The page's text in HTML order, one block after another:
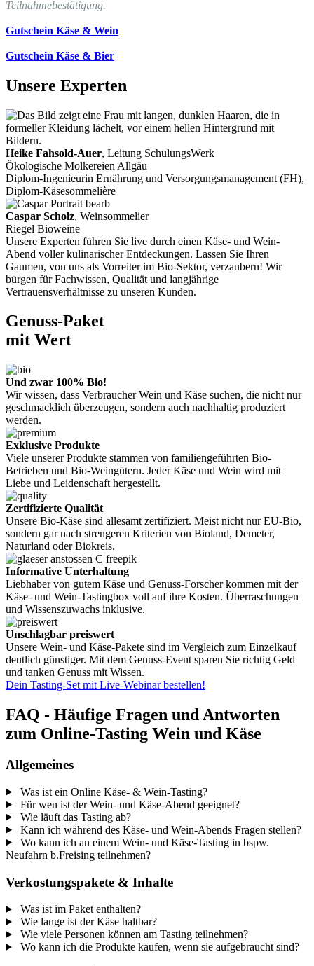
Teilnahmebestätigung.
Gutschein Käse & Wein
Gutschein Käse & Bier
Unsere Experten
Heike Fahsold-Auer, Leitung SchulungsWerk
Ökologische Molkereien Allgäu
Diplom-Ingenieurin Ernährung und Versorgungsmanagement (FH),
Diplom-Käsesommelière
Caspar Scholz, Weinsommelier
Riegel Bioweine
Unsere Experten führen Sie live durch einen Käse- und Wein-
Abend voller kulinarischer Entdeckungen. Lassen Sie Ihren
Gaumen, von uns als Vorreiter im Bio-Sektor, verzaubern! Wir
bürgen für Fachwissen, Qualität und langjährige
Vertrauensverhältnisse zu unseren Kunden.
Genuss-Paket
mit Wert
Und zwar 100% Bio!
Wir wissen, dass Verbraucher Wein und Käse suchen, die nicht nur
geschmacklich überzeugen, sondern auch nachhaltig produziert
werden.
Exklusive Produkte
Viele unserer Produkte stammen von familiengeführten Bio-
Betrieben und Bio-Weingütern. Jeder Käse und Wein wird mit
Liebe und Leidenschaft hergestellt.
Zertifizierte Qualität
Unsere Bio-Käse sind allesamt zertifiziert. Meist nicht nur EU-Bio,
sondern gar nach strengeren Kriterien von Bioland, Demeter,
Naturland oder Biokreis.
Informative Unterhaltung
Liebhaber von gutem Käse und Genuss-Forscher kommen mit der
Käse- und Wein-Tastingbox voll auf ihre Kosten. Überraschungen
und Wissenszuwachs inklusive.
Unschlagbar preiswert
Unsere Wein- und Käse-Pakete sind im Vergleich zum Einzelkauf
deutlich günstiger. Mit dem Genuss-Event sparen Sie richtig Geld
und tanken Genuss mit Wissen.
Dein Tasting-Set mit Live-Webinar bestellen!
FAQ - Häufige Fragen und Antworten
zum Online-Tasting Wein und Käse
Allgemeines
Was ist ein Online Käse- & Wein-Tasting?
Für wen ist der Wein- und Käse-Abend geeignet?
Wie läuft das Tasting ab?
Kann ich während des Käse- und Wein-Abends Fragen stellen?
Wo kann ich an einem Wein- und Käse-Tasting in bspw.
Neufahrn b.Freising teilnehmen?
Verkostungspakete & Inhalte
Was ist im Paket enthalten?
Wie lange ist der Käse haltbar?
Wie viele Personen können am Tasting teilnehmen?
Wo kann ich die Produkte kaufen, wenn sie aufgebraucht sind?